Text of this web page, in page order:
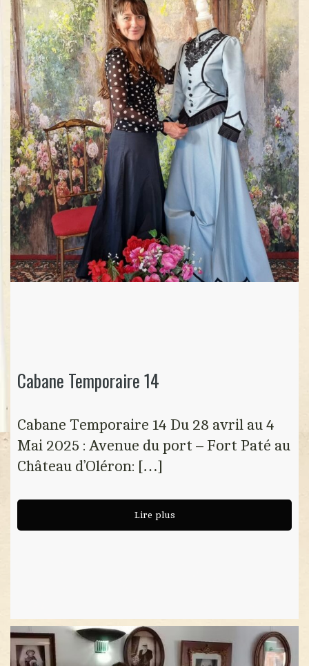
Cabane Temporaire 14
Cabane Temporaire 14 Du 28 avril au 4
Mai 2025 : Avenue du port – Fort Paté au
Château d’Oléron: […]
Lire plus